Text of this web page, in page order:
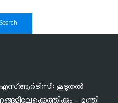
കൂടുതൽ
– മന്ത്രി